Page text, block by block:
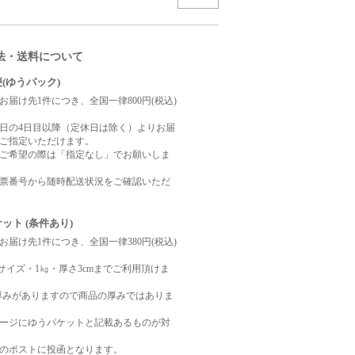
・送料について
ゆうパック)
届け先1件につき、全国一律800円(税込)
の4日目以降（定休日は除く）よりお届
指定いただけます。
希望の際は「指定なし」でお願いしま
番号から随時配送状況をご確認いただ
ト (条件あり)
届け先1件につき、全国一律380円(税込)
イズ・1㎏・厚さ3cmまでご利用頂けま
がありますので商品の厚みではありま
ジにゆうパケットと記載あるものが対
ポストに投函となります。